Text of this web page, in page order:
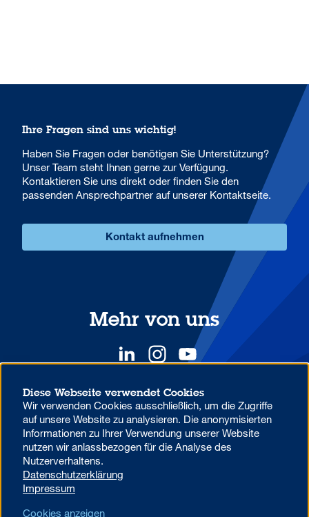
Ihre Fragen sind uns wichtig!
Haben Sie Fragen oder benötigen Sie Unterstützung?
Unser Team steht Ihnen gerne zur Verfügung.
Kontaktieren Sie uns direkt oder finden Sie den
passenden Ansprechpartner auf unserer Kontaktseite.
Kontakt aufnehmen
Mehr von uns
YOUR COMPETITIVE ADVANTAGE.
Datenschutzhinweise zur Verwendung von MS Teams in der
Aareal Bank
Beschwerdemanagement
Foreign Account Tax Compliance Act (FATCA)
Diese Webseite verwendet Cookies
Wir verwenden Cookies ausschließlich, um die Zugriffe
auf unsere Website zu analysieren. Die anonymisierten
Informationen zu Ihrer Verwendung unserer Website
nutzen wir anlassbezogen für die Analyse des
Nutzerverhaltens.
Datenschutzerklärung
Impressum
Cookies anzeigen